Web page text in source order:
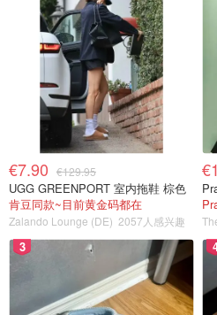
€7.90 €129.95
UGG GREENPORT 室内拖鞋 棕色
肯豆同款~目前黄金码都在
Zalando Lounge (DE) 2057人感兴趣
3